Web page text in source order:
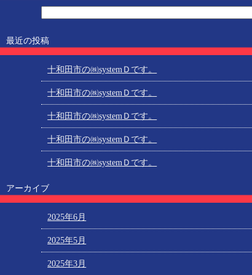
最近の投稿
十和田市の㈱systemＤです。
十和田市の㈱systemＤです。
十和田市の㈱systemＤです。
十和田市の㈱systemＤです。
十和田市の㈱systemＤです。
アーカイブ
2025年6月
2025年5月
2025年3月